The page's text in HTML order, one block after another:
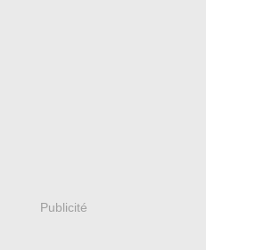
Publicité